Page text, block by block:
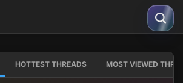
HOTTEST THREADS MOST VIEWED